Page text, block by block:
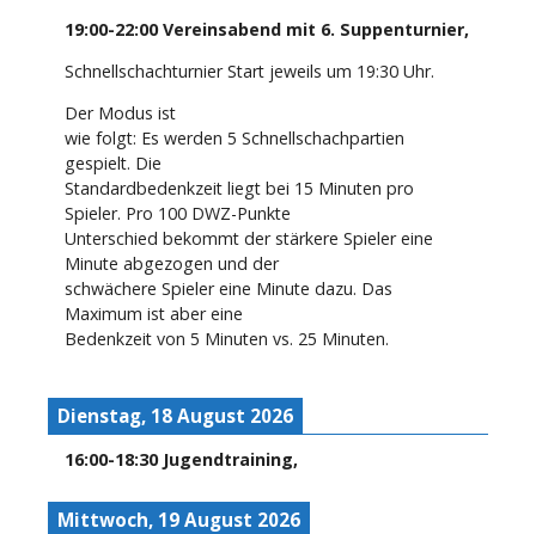
19:00-22:00 Vereinsabend mit 6. Suppenturnier,
Schnellschachturnier Start jeweils um 19:30 Uhr.
Der Modus ist
wie folgt: Es werden 5 Schnellschachpartien
gespielt. Die
Standardbedenkzeit liegt bei 15 Minuten pro
Spieler. Pro 100 DWZ-Punkte
Unterschied bekommt der stärkere Spieler eine
Minute abgezogen und der
schwächere Spieler eine Minute dazu. Das
Maximum ist aber eine
Bedenkzeit von 5 Minuten vs. 25 Minuten.
Dienstag, 18 August 2026
16:00-18:30 Jugendtraining,
Mittwoch, 19 August 2026